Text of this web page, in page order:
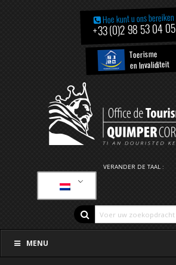
Hoe kunt u ons bereiken
+33 (0)2 98 53 04 05
Toerisme
en Invaliditeit
VERANDER DE TAAL :
MENU